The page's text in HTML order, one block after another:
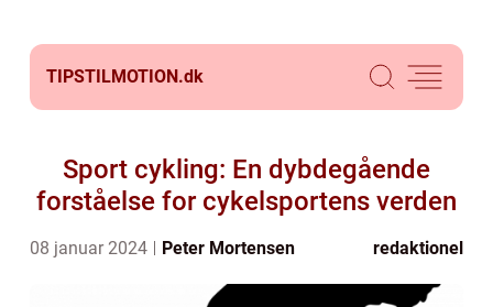
TIPSTILMOTION.dk
Sport cykling: En dybdegående
forståelse for cykelsportens verden
08 januar 2024 Peter Mortensen redaktionel